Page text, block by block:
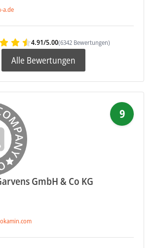
a.de
4.91/5.00(6342 Bewertungen)
Alle Bewertungen
GmbH & Co KG
9